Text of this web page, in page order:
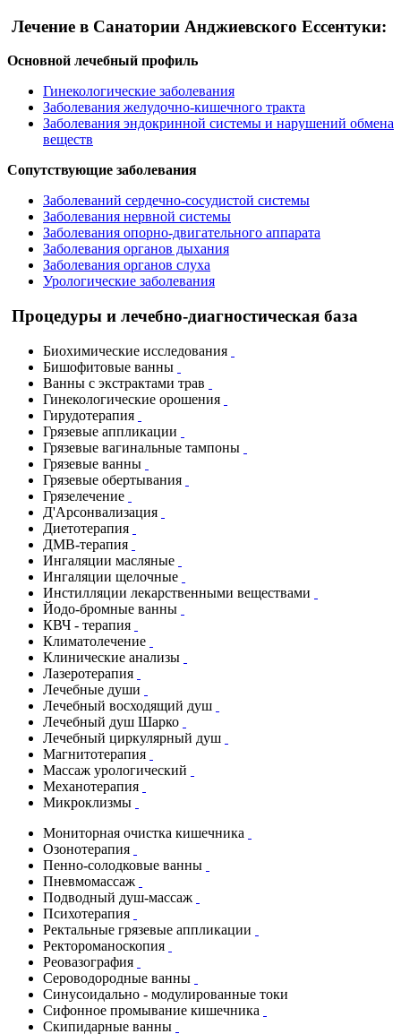
Лечение в Санатории Анджиевского Ессентуки:
Основной лечебный профиль
Гинекологические заболевания
Заболевания желудочно-кишечного тракта
Заболевания эндокринной системы и нарушений обмена
веществ
Сопутствующие заболевания
Заболеваний сердечно-сосудистой системы
Заболевания нервной системы
Заболевания опорно-двигательного аппарата
Заболевания органов дыхания
Заболевания органов слуха
Урологические заболевания
Процедуры и лечебно-диагностическая база
Биохимические исследования
Бишофитовые ванны
Ванны с экстрактами трав
Гинекологические орошения
Гирудотерапия
Грязевые аппликации
Грязевые вагинальные тампоны
Грязевые ванны
Грязевые обертывания
Грязелечение
Д'Арсонвализация
Диетотерапия
ДМВ-терапия
Ингаляции масляные
Ингаляции щелочные
Инстилляции лекарственными веществами
Йодо-бромные ванны
КВЧ - терапия
Климатолечение
Клинические анализы
Лазеротерапия
Лечебные души
Лечебный восходящий душ
Лечебный душ Шарко
Лечебный циркулярный душ
Магнитотерапия
Массаж урологический
Механотерапия
Микроклизмы
Мониторная очистка кишечника
Озонотерапия
Пенно-солодковые ванны
Пневмомассаж
Подводный душ-массаж
Психотерапия
Ректальные грязевые аппликации
Ректороманоскопия
Реовазография
Сероводородные ванны
Синусоидально - модулированные токи
Сифонное промывание кишечника
Скипидарные ванны